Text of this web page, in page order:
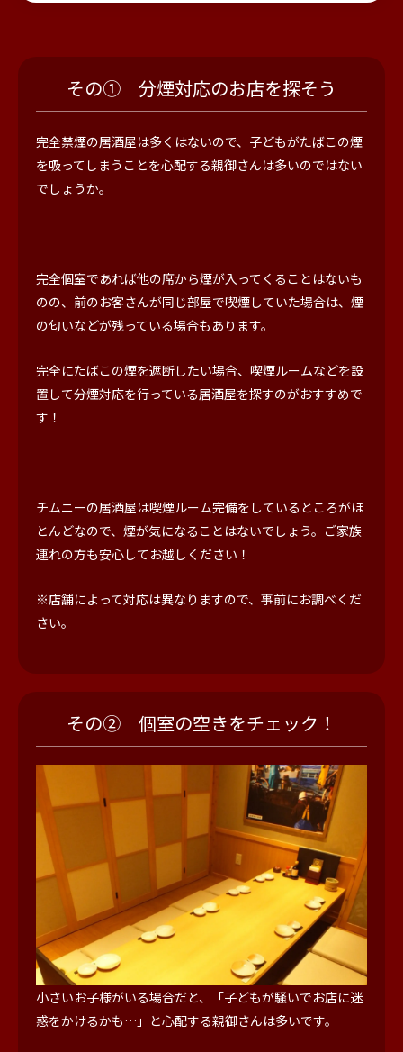
その① 分煙対応のお店を探そう
完全禁煙の居酒屋は多くはないので、子どもがたばこの煙
を吸ってしまうことを心配する親御さんは多いのではない
でしょうか。
完全個室であれば他の席から煙が入ってくることはないも
のの、前のお客さんが同じ部屋で喫煙していた場合は、煙
の匂いなどが残っている場合もあります。
完全にたばこの煙を遮断したい場合、喫煙ルームなどを設
置して分煙対応を行っている居酒屋を探すのがおすすめで
す！
チムニーの居酒屋は喫煙ルーム完備をしているところがほ
とんどなので、煙が気になることはないでしょう。ご家族
連れの方も安心してお越しください！
※店舗によって対応は異なりますので、事前にお調べくだ
さい。
その② 個室の空きをチェック！
小さいお子様がいる場合だと、「子どもが騒いでお店に迷
惑をかけるかも…」と心配する親御さんは多いです。